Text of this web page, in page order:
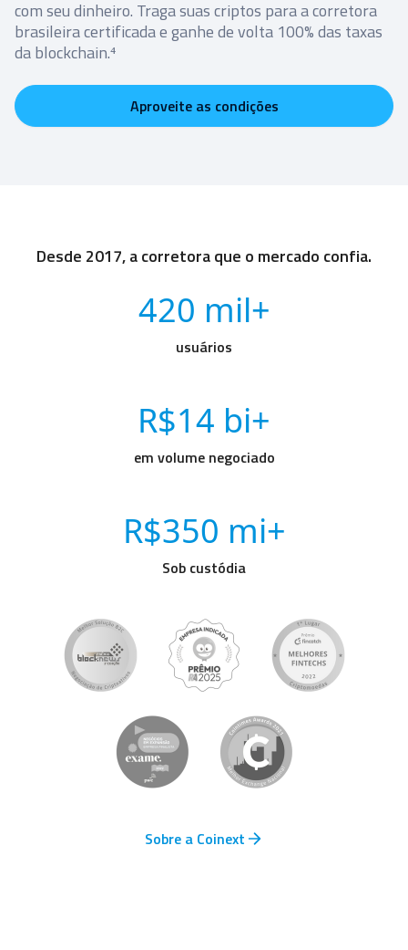
com seu dinheiro. Traga suas criptos para a corretora
brasileira certificada e ganhe de volta 100% das taxas
da blockchain.⁴
Aproveite as condições
Desde 2017, a corretora que o mercado confia.
420 mil+
usuários
R$14 bi+
em volume negociado
R$350 mi+
Sob custódia
Sobre a Coinext